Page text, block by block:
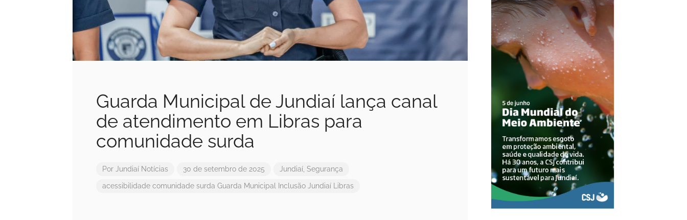
Guarda Municipal de Jundiaí lança canal
de atendimento em Libras para
comunidade surda
Por Jundiaí Notícias 30 de setembro de 2025 Jundiaí Segurança
acessibilidade comunidade surda Guarda Municipal Inclusão Jundiaí Libras